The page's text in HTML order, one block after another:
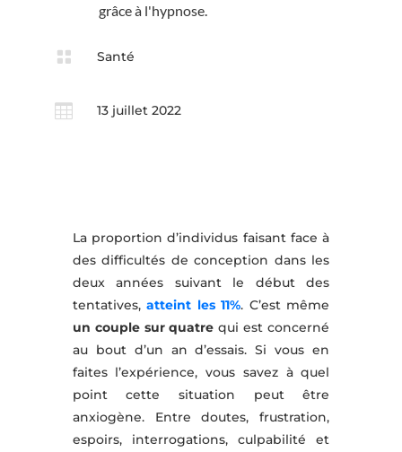
grâce à l'hypnose.
 Santé
 13 juillet 2022
La proportion d’individus faisant face à
des difficultés de conception dans les
deux années suivant le début des
tentatives,atteint les 11%. C’est même
un couple sur quatre qui est concerné
au bout d’un an d’essais. Si vous en
faites l’expérience, vous savez à quel
point cette situation peut être
anxiogène. Entre doutes, frustration,
espoirs, interrogations, culpabilité et